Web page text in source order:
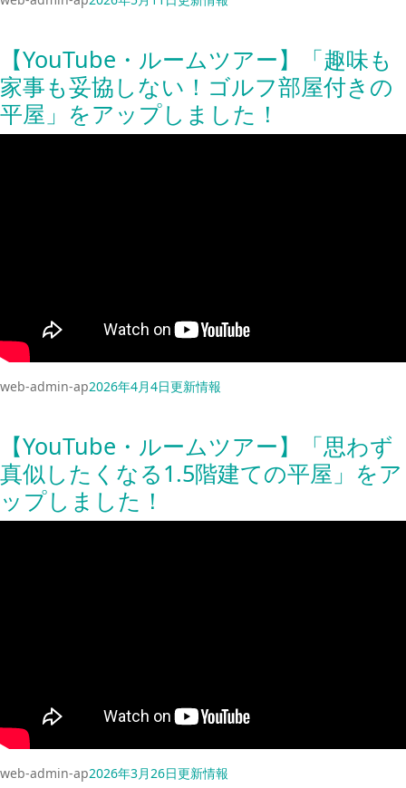
【YouTube・ルームツアー】「趣味も
家事も妥協しない！ゴルフ部屋付きの
平屋」をアップしました！
web-admin-ap2026年4月4日更新情報
【YouTube・ルームツアー】「思わず
真似したくなる1.5階建ての平屋」をア
ップしました！
web-admin-ap2026年3月26日更新情報